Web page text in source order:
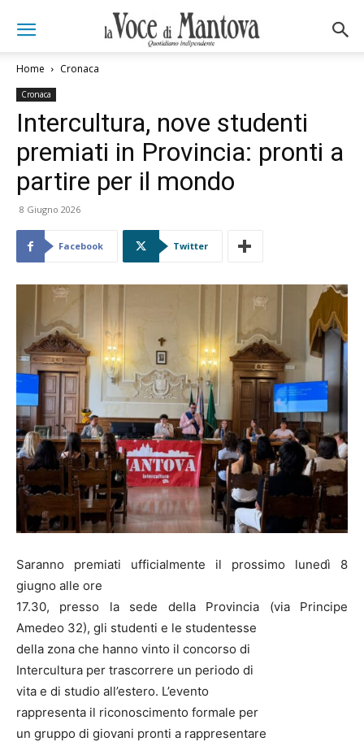
Home Cronaca
Cronaca
Intercultura, nove studenti
premiati in Provincia: pronti a
partire per il mondo
8 Giugno 2026
Facebook Twitter
Saranno premiati ufficialmente il prossimo lunedì 8
giugno alle ore
17.30, presso la sede della Provincia (via Principe
Amedeo 32), gli studenti e le studentesse
della zona che hanno vinto il concorso di
Intercultura per trascorrere un periodo di
vita e di studio all’estero. L’evento
rappresenta il riconoscimento formale per
un gruppo di giovani pronti a rappresentare